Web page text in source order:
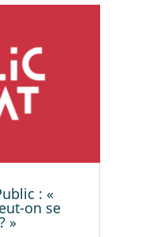
: «
on se
»